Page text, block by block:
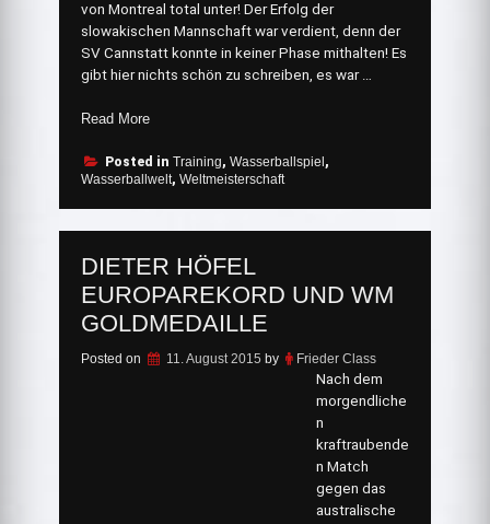
von Montreal total unter! Der Erfolg der
slowakischen Mannschaft war verdient, denn der
SV Cannstatt konnte in keiner Phase mithalten! Es
gibt hier nichts schön zu schreiben, es war …
Read More„Amtierender
total
von
der
Rolle!“
Posted in Training, Wasserballspiel ,
Wasserballwelt, Weltmeisterschaft
DIETER HÖFEL
EUROPAREKORD UND WM
GOLDMEDAILLE
Posted on 11. August 2015 by Frieder Class
Nach dem
morgendliche
n
kraftraubende
n Match
gegen das
australische